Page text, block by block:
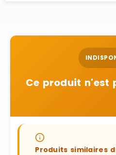
Ce produit n'est
Produits similaires